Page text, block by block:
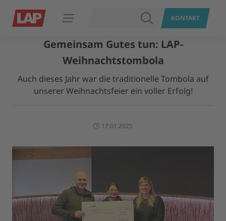
Navigation öffnen SUCHENKONTAKT
Gemeinsam Gutes tun: LAP-
Weihnachtstombola
Auch dieses Jahr war die traditionelle Tombola auf
unserer Weihnachtsfeier ein voller Erfolg!
17.01.2025